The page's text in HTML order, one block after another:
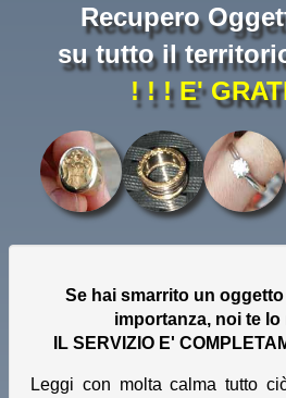
Recupero
su tutto il
! ! ! E'
Se hai smarrito un
importanza, noi te
IL SERVIZIO E'
Leggi con molta calma tutto